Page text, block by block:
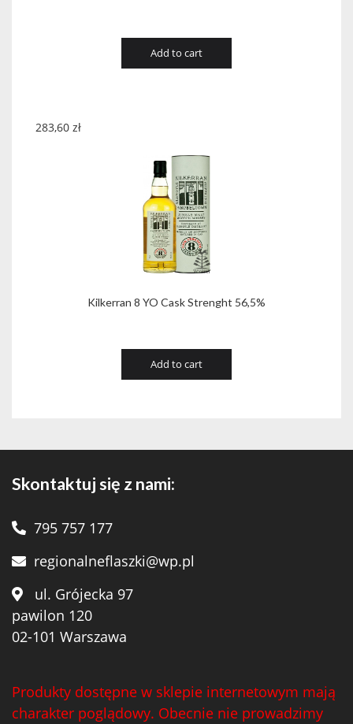
Add to cart
Kilkerran 8 YO Cask Strenght 56,5%
283,60 zł
Add to cart
Skontaktuj się z nami:
795 757 177
regionalneflaszki@wp.pl
ul. Grójecka 97
pawilon 120
02-101 Warszawa
Produkty dostępne w sklepie internetowym mają
charakter poglądowy. Obecnie nie prowadzimy